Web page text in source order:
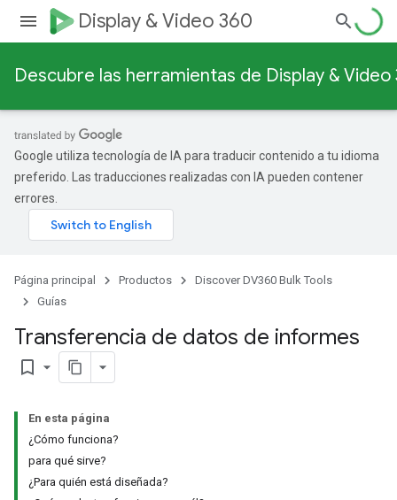
Display & Video 360
Descubre las herramientas de Display &
Google utiliza tecnología de IA para traducir contenido a tu idioma
preferido. Las traducciones realizadas con IA pueden contener
errores.
Página principal Productos
Discover DV360 Bulk Tools
Guías
Transferencia de datos de informes
bookmark_border
En esta página
¿Cómo funciona?
para qué sirve?
¿Para quién está diseñada?